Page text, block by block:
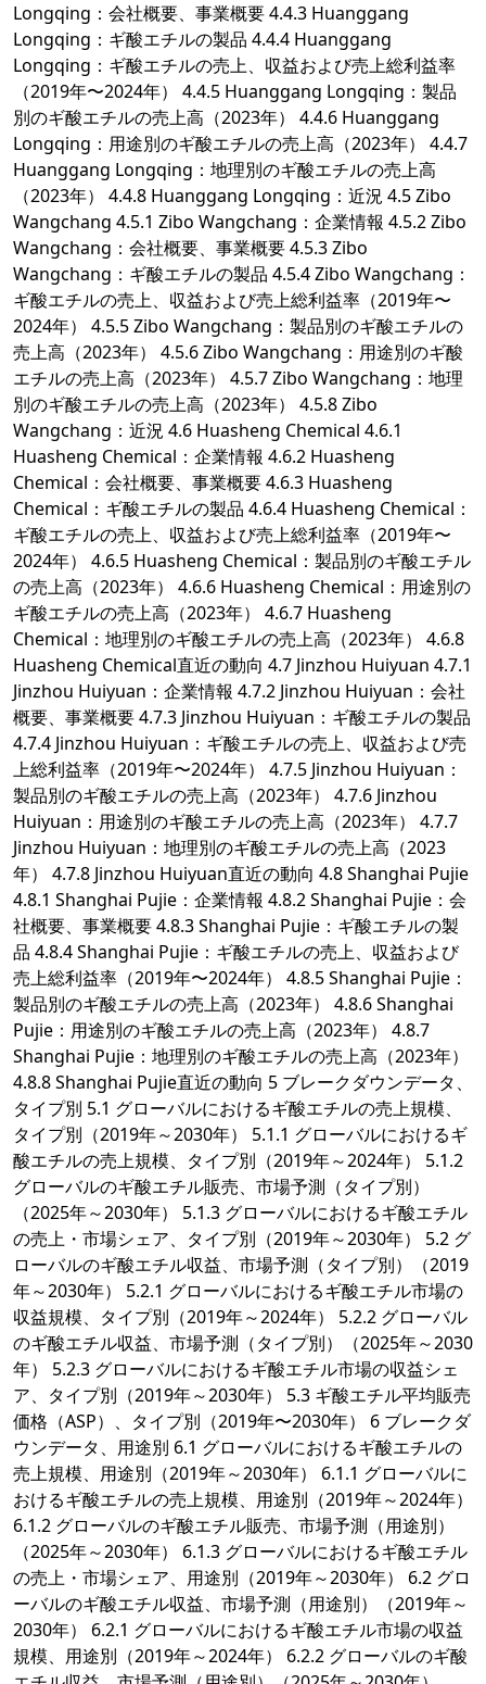
Longqing：会社概要、事業概要 4.4.3 Huanggang
Longqing：ギ酸エチルの製品 4.4.4 Huanggang
Longqing：ギ酸エチルの売上、収益および売上総利益率
（2019年〜2024年） 4.4.5 Huanggang Longqing：製品
別のギ酸エチルの売上高（2023年） 4.4.6 Huanggang
Longqing：用途別のギ酸エチルの売上高（2023年） 4.4.7
Huanggang Longqing：地理別のギ酸エチルの売上高
（2023年） 4.4.8 Huanggang Longqing：近況 4.5 Zibo
Wangchang 4.5.1 Zibo Wangchang：企業情報 4.5.2 Zibo
Wangchang：会社概要、事業概要 4.5.3 Zibo
Wangchang：ギ酸エチルの製品 4.5.4 Zibo Wangchang：
ギ酸エチルの売上、収益および売上総利益率（2019年〜
2024年） 4.5.5 Zibo Wangchang：製品別のギ酸エチルの
売上高（2023年） 4.5.6 Zibo Wangchang：用途別のギ酸
エチルの売上高（2023年） 4.5.7 Zibo Wangchang：地理
別のギ酸エチルの売上高（2023年） 4.5.8 Zibo
Wangchang：近況 4.6 Huasheng Chemical 4.6.1
Huasheng Chemical：企業情報 4.6.2 Huasheng
Chemical：会社概要、事業概要 4.6.3 Huasheng
Chemical：ギ酸エチルの製品 4.6.4 Huasheng Chemical：
ギ酸エチルの売上、収益および売上総利益率（2019年〜
2024年） 4.6.5 Huasheng Chemical：製品別のギ酸エチル
の売上高（2023年） 4.6.6 Huasheng Chemical：用途別の
ギ酸エチルの売上高（2023年） 4.6.7 Huasheng
Chemical：地理別のギ酸エチルの売上高（2023年） 4.6.8
Huasheng Chemical直近の動向 4.7 Jinzhou Huiyuan 4.7.1
Jinzhou Huiyuan：企業情報 4.7.2 Jinzhou Huiyuan：会社
概要、事業概要 4.7.3 Jinzhou Huiyuan：ギ酸エチルの製品
4.7.4 Jinzhou Huiyuan：ギ酸エチルの売上、収益および売
上総利益率（2019年〜2024年） 4.7.5 Jinzhou Huiyuan：
製品別のギ酸エチルの売上高（2023年） 4.7.6 Jinzhou
Huiyuan：用途別のギ酸エチルの売上高（2023年） 4.7.7
Jinzhou Huiyuan：地理別のギ酸エチルの売上高（2023
年） 4.7.8 Jinzhou Huiyuan直近の動向 4.8 Shanghai Pujie
4.8.1 Shanghai Pujie：企業情報 4.8.2 Shanghai Pujie：会
社概要、事業概要 4.8.3 Shanghai Pujie：ギ酸エチルの製
品 4.8.4 Shanghai Pujie：ギ酸エチルの売上、収益および
売上総利益率（2019年〜2024年） 4.8.5 Shanghai Pujie：
製品別のギ酸エチルの売上高（2023年） 4.8.6 Shanghai
Pujie：用途別のギ酸エチルの売上高（2023年） 4.8.7
Shanghai Pujie：地理別のギ酸エチルの売上高（2023年）
4.8.8 Shanghai Pujie直近の動向 5 ブレークダウンデータ、
タイプ別 5.1 グローバルにおけるギ酸エチルの売上規模、
タイプ別（2019年～2030年） 5.1.1 グローバルにおけるギ
酸エチルの売上規模、タイプ別（2019年～2024年） 5.1.2
グローバルのギ酸エチル販売、市場予測（タイプ別）
（2025年～2030年） 5.1.3 グローバルにおけるギ酸エチル
の売上・市場シェア、タイプ別（2019年～2030年） 5.2 グ
ローバルのギ酸エチル収益、市場予測（タイプ別）（2019
年～2030年） 5.2.1 グローバルにおけるギ酸エチル市場の
収益規模、タイプ別（2019年～2024年） 5.2.2 グローバル
のギ酸エチル収益、市場予測（タイプ別）（2025年～2030
年） 5.2.3 グローバルにおけるギ酸エチル市場の収益シェ
ア、タイプ別（2019年～2030年） 5.3 ギ酸エチル平均販売
価格（ASP）、タイプ別（2019年〜2030年） 6 ブレークダ
ウンデータ、用途別 6.1 グローバルにおけるギ酸エチルの
売上規模、用途別（2019年～2030年） 6.1.1 グローバルに
おけるギ酸エチルの売上規模、用途別（2019年～2024年）
6.1.2 グローバルのギ酸エチル販売、市場予測（用途別）
（2025年～2030年） 6.1.3 グローバルにおけるギ酸エチル
の売上・市場シェア、用途別（2019年～2030年） 6.2 グロ
ーバルのギ酸エチル収益、市場予測（用途別）（2019年～
2030年） 6.2.1 グローバルにおけるギ酸エチル市場の収益
規模、用途別（2019年～2024年） 6.2.2 グローバルのギ酸